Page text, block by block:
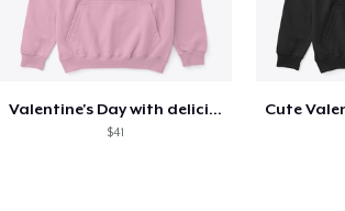
Valentine's Day with delicious food
$41